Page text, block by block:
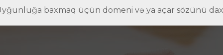
baxmaq üçün domeni və ya açar sözünü